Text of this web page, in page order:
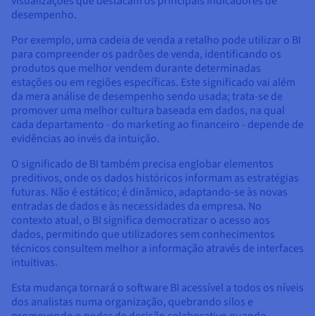
desempenho.
Por exemplo, uma cadeia de venda a retalho pode utilizar o BI
para compreender os padrões de venda, identificando os
produtos que melhor vendem durante determinadas
estações ou em regiões específicas. Este significado vai além
da mera análise de desempenho sendo usada; trata-se de
promover uma melhor cultura baseada em dados, na qual
cada departamento - do marketing ao financeiro - depende de
evidências ao invés da intuição.
O significado de BI também precisa englobar elementos
preditivos, onde os dados históricos informam as estratégias
futuras. Não é estático; é dinâmico, adaptando-se às novas
entradas de dados e às necessidades da empresa. No
contexto atual, o BI significa democratizar o acesso aos
dados, permitindo que utilizadores sem conhecimentos
técnicos consultem melhor a informação através de interfaces
intuitivas.
Esta mudança tornará o software BI acessível a todos os níveis
dos analistas numa organização, quebrando silos e